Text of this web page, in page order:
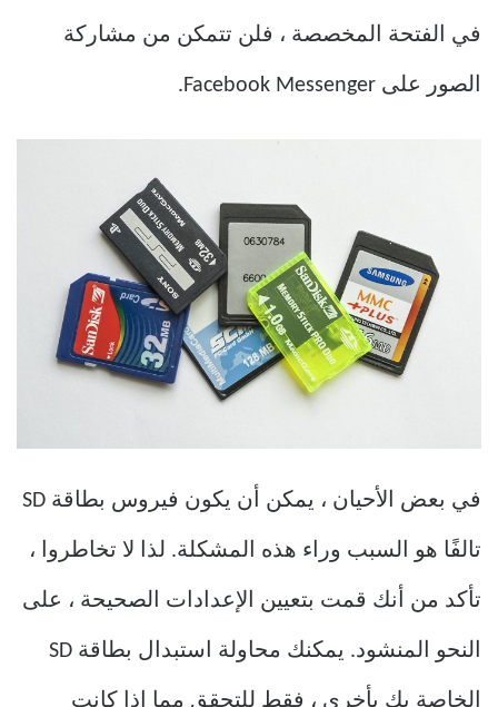
في الفتحة المخصصة ، فلن تتمكن من مشاركة
الصور على Facebook Messenger.
في بعض الأحيان ، يمكن أن يكون فيروس بطاقة SD
تالفًا هو السبب وراء هذه المشكلة. لذا لا تخاطروا ،
تأكد من أنك قمت بتعيين الإعدادات الصحيحة ، على
النحو المنشود. يمكنك محاولة استبدال بطاقة SD
الخاصة بك بأخرى ، فقط للتحقق مما إذا كانت